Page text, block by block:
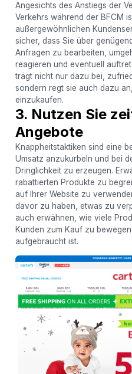
Angesichts des Anstiegs der
Verkehrs während der BFCM
außergewöhnlichen
sicher, dass Sie über
Anfragen zu bearbeiten,
reagieren und eventuell
trägt nicht nur dazu bei,
sondern regt sie auch dazu
einzukaufen.
3. Nutzen Sie
Angebote
Knappheitstaktiken sind eine
Umsatz anzukurbeln und bei
Dringlichkeit zu erzeugen.
rabattierten Produkte zu
auf Ihrer Website zu
davor zu haben, etwas zu
auch erwähnen, wie viele
Kunden zum Kauf zu
aufgebraucht ist.